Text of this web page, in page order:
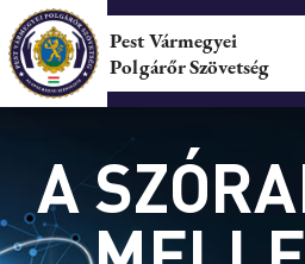
Pest Vármegyei
Polgárőr Szövetség
A